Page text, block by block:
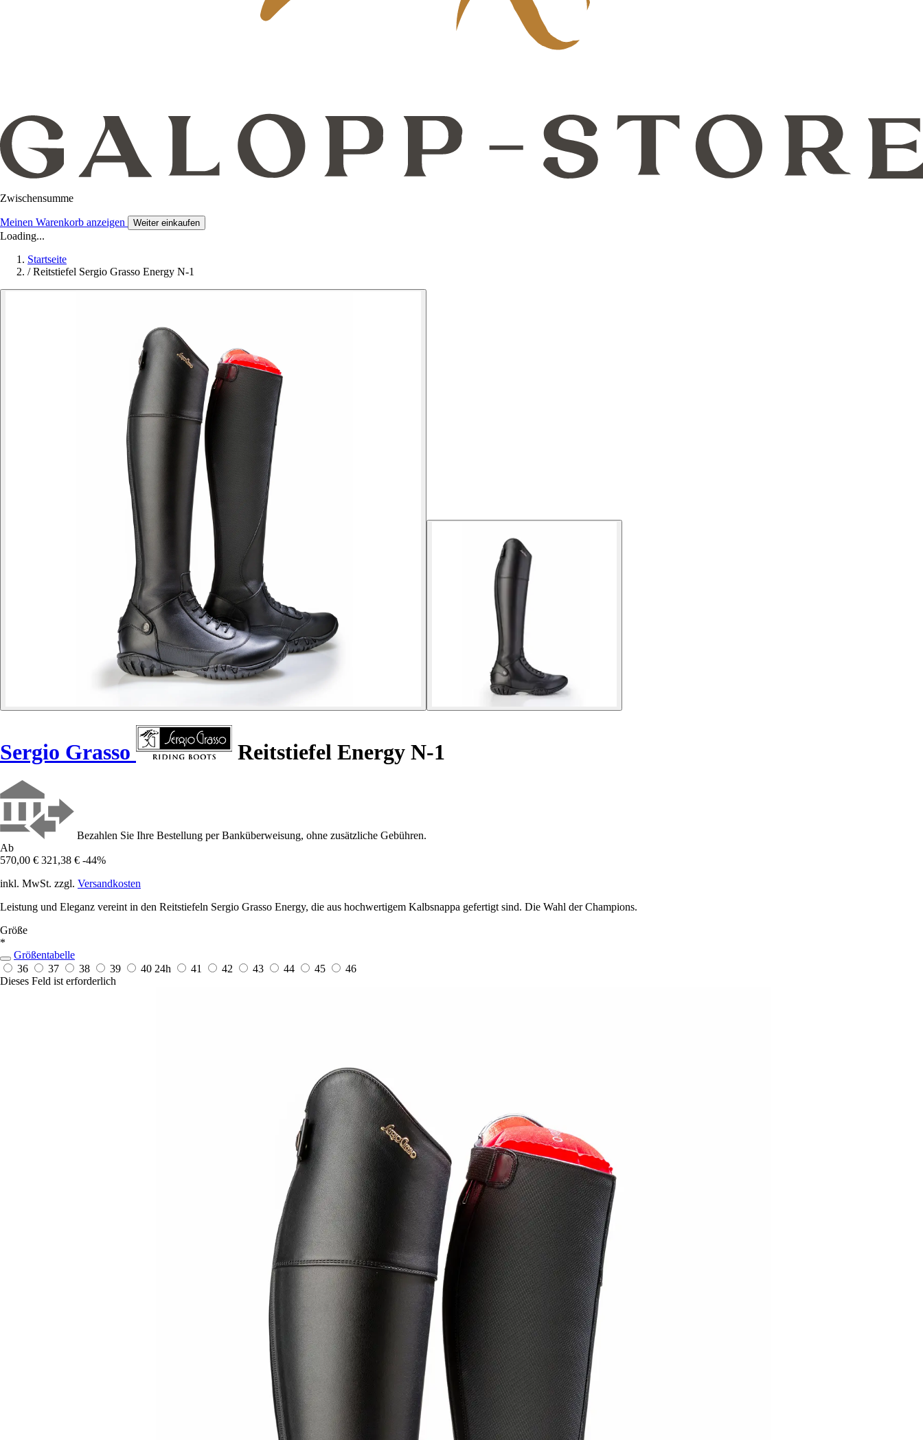
Zwischensumme
Meinen Warenkorb anzeigen Weiter einkaufen
Loading...
Startseite
/ Reitstiefel Sergio Grasso Energy N-1
Sergio Grasso Reitstiefel Energy N-1
Bezahlen Sie Ihre Bestellung per Banküberweisung, ohne zusätzliche Gebühren.
Ab
570,00 € 321,38 € -44%
inkl. MwSt. zzgl. Versandkosten
Leistung und Eleganz vereint in den Reitstiefeln Sergio Grasso Energy, die aus hochwertigem Kalbsnappa gefertigt sind. Die Wahl der Champions.
Größe
*
Größentabelle
36
37 38 39 40 24h 41 42 43 44 45
46
Dieses Feld ist erforderlich